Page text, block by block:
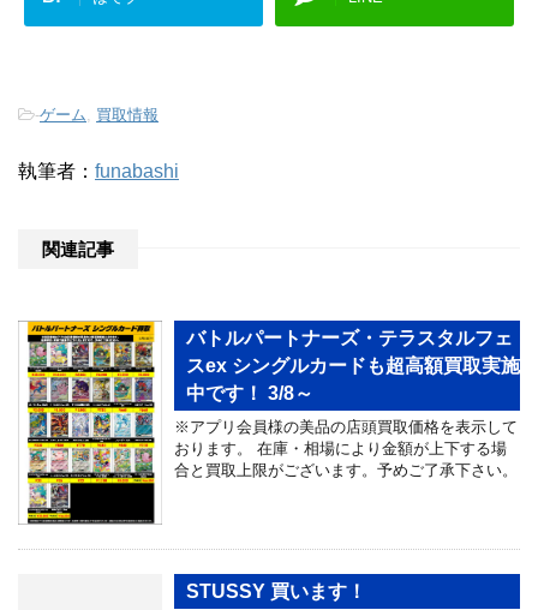
-ゲーム 買取情報
執筆者： funabashi
関連記事
バトルパートナーズ・テラスタルフェ
スex シングルカードも超高額買取実施
中です！ 3/8～
※アプリ会員様の美品の店頭買取価格を表示して
おります。 在庫・相場により金額が上下する場
合と買取上限がございます。予めご了承下さい。
STUSSY 買います！